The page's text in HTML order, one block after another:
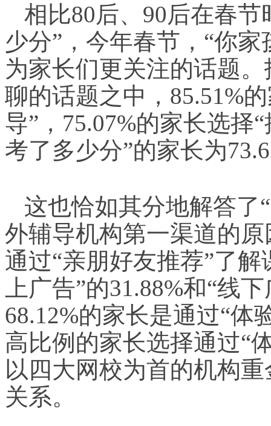
相比80后、90后在春
少分”，今年春节，“你
为家长们更关注的话题
聊的话题之中，85.51%
导”，75.07%的家长选择
考了多少分”的家长为
这也恰如其分地解答了
外辅导机构第一渠道的
通过“亲朋好友推荐”了
上广告”的31.88%和“线
68.12%的家长是通过“体
高比例的家长选择通过“
以四大网校为首的机构
关系。